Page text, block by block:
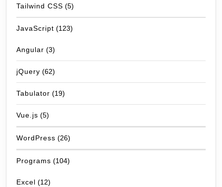
Tailwind CSS (5)
JavaScript (123)
Angular (3)
jQuery (62)
Tabulator (19)
Vue.js (5)
WordPress (26)
Programs (104)
Excel (12)